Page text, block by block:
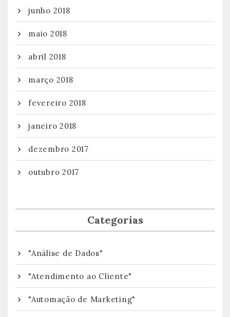
junho 2018
maio 2018
abril 2018
março 2018
fevereiro 2018
janeiro 2018
dezembro 2017
outubro 2017
Categorias
"Análise de Dados"
"Atendimento ao Cliente"
"Automação de Marketing"